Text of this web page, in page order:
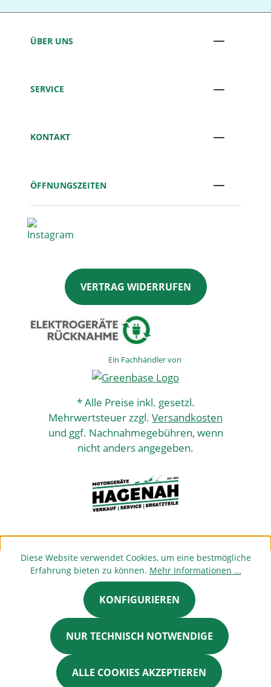
ÜBER UNS
SERVICE
KONTAKT
ÖFFNUNGSZEITEN
VERTRAG WIDERRUFEN
Ein Fachhändler von
* Alle Preise inkl. gesetzl.
Mehrwertsteuer zzgl. Versandkosten
und ggf. Nachnahmegebühren, wenn
nicht anders angegeben.
Diese Website verwendet Cookies, um eine bestmögliche
Erfahrung bieten zu können. Mehr Informationen ...
NUR TECHNISCH NOTWENDIGE
KONFIGURIEREN
ALLE COOKIES AKZEPTIEREN